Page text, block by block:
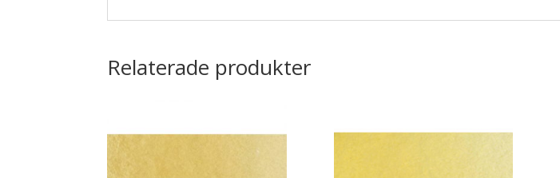
Relaterade produkter